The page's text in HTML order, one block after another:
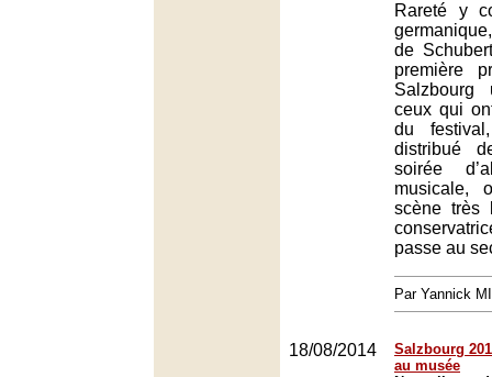
Rareté y
de
première
ceux qui
du
distribué
soirée
musicale,
scène très
passe au
Par Yannick
18/08/2014
Salzbourg
au musée